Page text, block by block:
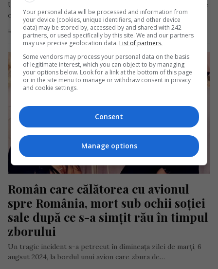
Un bărbat în vârstă de 32 de ani, originar din județul Alba, este
căutat după ce a dispărut din Frankfurt,…
Scris de Mihai Diaconu - sâmbătă, 7 februarie 2026
Român care călătorea cu avionul
spre România, mort sub ochii soției
sale după ce s-a simțit rău în timpul
zborului
Un tragic incident s-a petrecut în dimineața zilei de marți, 6
augsut 2024, la bordul unui avion care zbura de…
Your personal data will be processed and information from
your device (cookies, unique identifiers, and other device
data) may be stored by, accessed by and shared with 242
partners, or used specifically by this site. We and our partners
may use precise geolocation data. List of partners.
Some vendors may process your personal data on the basis
of legitimate interest, which you can object to by managing
your options below. Look for a link at the bottom of this page
or in the site menu to manage or withdraw consent in privacy
and cookie settings.
Consent
Manage options